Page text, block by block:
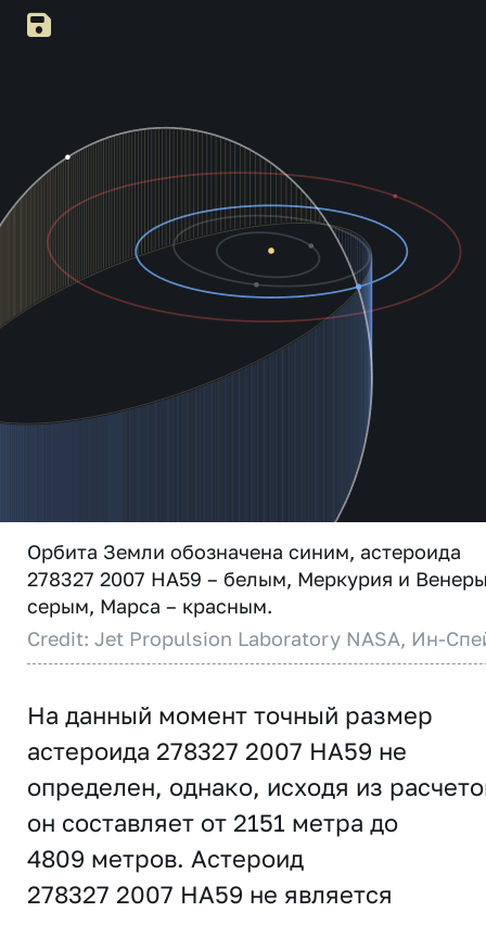
Орбита Земли обозначена синим, астероида
278327 2007 HA59 – белым, Меркурия и
серым, Марса – красным.
Credit: Jet Propulsion Laboratory NASA, Ин-
На данный момент точный размер
астероида 278327 2007 HA59 не
определен, однако, исходя из
он составляет от 2151 метра до
4809 метров. Астероид
278327 2007 HA59 не является